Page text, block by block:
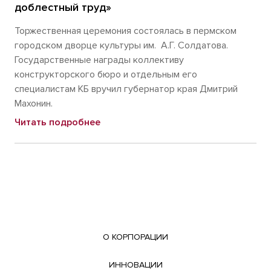
доблестный труд»
Торжественная церемония состоялась в пермском
городском дворце культуры им. А.Г. Солдатова.
Государственные награды коллективу
конструкторского бюро и отдельным его
специалистам КБ вручил губернатор края Дмитрий
Махонин.
Читать подробнее
О КОРПОРАЦИИ
ИННОВАЦИИ